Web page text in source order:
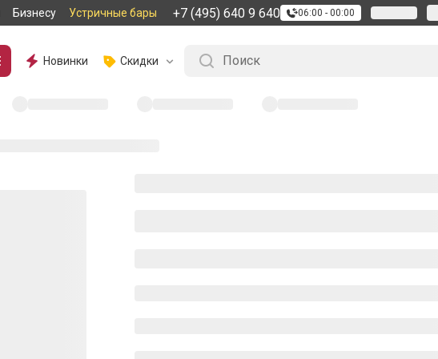
Бизнесу Устричные бары +7 (495) 640 9 640 06:00 - 00:00
Новинки Скидки